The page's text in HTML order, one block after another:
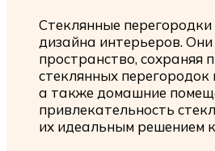
Стеклянные перегородки
дизайна интерьеров.
пространство, сохраняя
стеклянных
а также домашние
привлекательность
их идеальным решением